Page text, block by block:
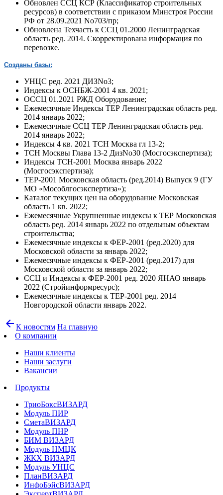
Обновлен ССЦ КСР (Классификатор строительных
ресурсов) в соответствии с приказом Минстроя России
РФ от 28.09.2021 No703/пр;
Обновлена Техчасть к ССЦ 01.2000 Ленинградская
область ред. 2014. Скорректирована информация по
перевозке.
Созданы базы:
УНЦС ред. 2021 ДИЗNo3;
Индексы к ОСНБЖ-2001 4 кв. 2021;
ОССЦ 01.2021 РЖД Оборудование;
Ежемесячные Индексы ТЕР Ленинградская область ред.
2014 январь 2022;
Ежемесячные ССЦ ТЕР Ленинградская область ред.
2014 январь 2022;
Индексы 4 кв. 2021 ТСН Москва гл 13-2;
ТСН Москвы Глава 13-2 ДизNo30 (Мосгосэкспертиза);
Индексы ТСН-2001 Москва январь 2022
(Мосгосэкспертиза);
ТЕР-2001 Московская область (ред.2014) Выпуск 9 (ГУ
МО «Мособлгосэкспертиза»);
Каталог текущих цен на оборудование Московская
область 1 кв. 2022;
Ежемесячные Укрупненные индексы к ТЕР Московская
область ред. 2014 январь 2022 по отдельным объектам
строительства;
Ежемесячные индексы к ФЕР-2001 (ред.2020) для
Московской области за январь 2022;
Ежемесячные индексы к ФЕР-2001 (ред.2017) для
Московской области за январь 2022;
ССЦ и Индексы к ФЕР-2001 ред. 2020 ЯНАО январь
2022 (Стройинформресурс);
Ежемесячные индексы к ТЕР-2001 ред. 2014
Новгородской области январь 2022.
arrow_back К новостям На главную
О компании
Наши клиенты
Наши заслуги
Вакансии
Продукты
ТриоБоксВИЗАРД
Модуль ПИР
СметаВИЗАРД
Модуль ПНР
БИМ ВИЗАРД
Модуль НМЦК
ЖКХ ВИЗАРД
Модуль УНЦС
ПланВИЗАРД
ИнфоБэйсВИЗАРД